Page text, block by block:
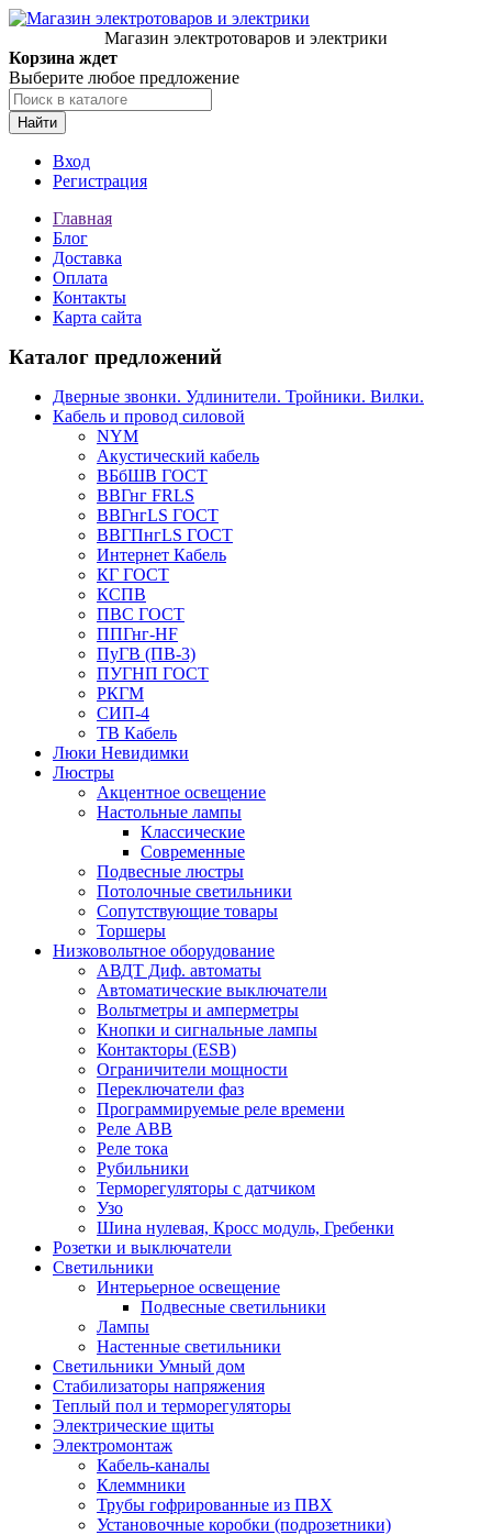
Магазин электротоваров и электрики
Корзина ждет
Выберите любое предложение
Найти
Вход
Регистрация
Главная
Блог
Доставка
Оплата
Контакты
Карта сайта
Каталог предложений
Дверные звонки. Удлинители. Тройники. Вилки.
Кабель и провод силовой
NYM
Акустический кабель
ВБбШВ ГОСТ
ВВГнг FRLS
ВВГнгLS ГОСТ
ВВГПнгLS ГОСТ
Интернет Кабель
КГ ГОСТ
КСПВ
ПВС ГОСТ
ППГнг-HF
ПуГВ (ПВ-3)
ПУГНП ГОСТ
РКГМ
СИП-4
ТВ Кабель
Люки Невидимки
Люстры
Акцентное освещение
Настольные лампы
Классические
Современные
Подвесные люстры
Потолочные светильники
Сопутствующие товары
Торшеры
Низковольтное оборудование
АВДT Диф. автоматы
Автоматические выключатели
Вольтметры и амперметры
Кнопки и сигнальные лампы
Контакторы (ESB)
Ограничители мощности
Переключатели фаз
Программируемые реле времени
Реле ABB
Реле тока
Рубильники
Терморегуляторы с датчиком
Узо
Шина нулевая, Кросс модуль, Гребенки
Розетки и выключатели
Светильники
Интерьерное освещение
Подвесные светильники
Лампы
Настенные светильники
Светильники Умный дом
Стабилизаторы напряжения
Теплый пол и терморегуляторы
Электрические щиты
Электромонтаж
Кабель-каналы
Клеммники
Трубы гофрированные из ПВХ
Установочные коробки (подрозетники)